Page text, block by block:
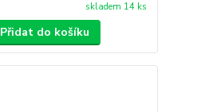
skladem 14 ks
Přidat do košíku